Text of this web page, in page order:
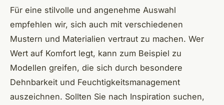
Für eine stilvolle und angenehme Auswahl
empfehlen wir, sich auch mit verschiedenen
Mustern und Materialien vertraut zu machen. Wer
Wert auf Komfort legt, kann zum Beispiel zu
Modellen greifen, die sich durch besondere
Dehnbarkeit und Feuchtigkeitsmanagement
auszeichnen. Sollten Sie nach Inspiration suchen,